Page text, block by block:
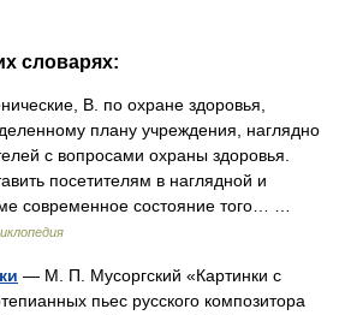
словарях:
В. по охране здоровья,
плану учреждения, наглядно
с вопросами охраны здоровья.
посетителям в наглядной и
современное состояние того… …
— М. П. Мусоргский «Картинки с
пьес русского композитора